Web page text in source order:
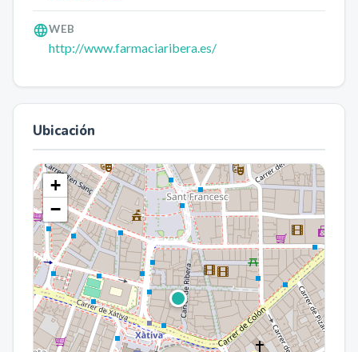
WEB
http://www.farmaciaribera.es/
Ubicación
+
−